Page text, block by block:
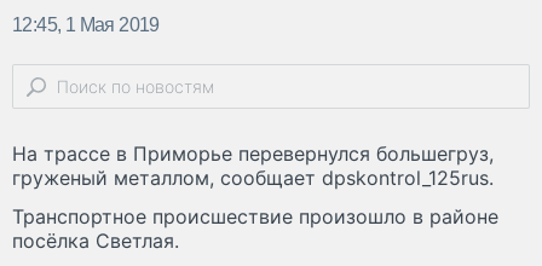
12:45, 1 Мая 2019
На трассе в Приморье перевернулся большегруз,
груженый металлом, сообщает dpskontrol_125rus.
Транспортное происшествие произошло в районе
посёлка Светлая.